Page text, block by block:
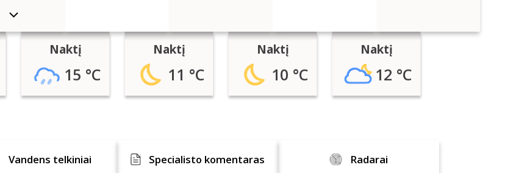
Naktį
15 °C
Naktį
11 °C
Naktį
10 °C
Naktį
12 °C
Vandens telkiniai Specialisto komentaras Radarai